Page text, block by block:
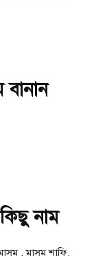
নাম
, মাসুম শাফি,